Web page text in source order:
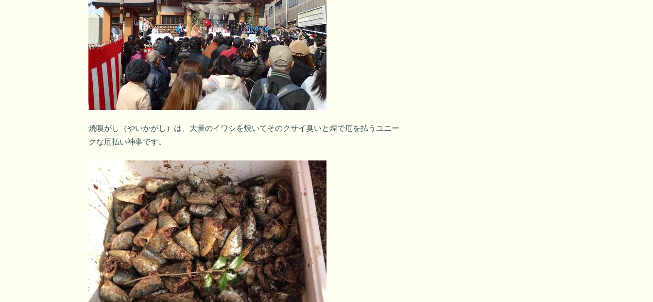
焼嗅がし（やいかがし）は、大量のイワシを焼いてそのクサイ臭いと煙で厄を払うユニー
クな厄払い神事です。